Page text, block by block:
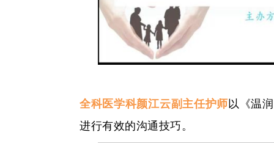
全科医学科颜江云副主任护师 以《温
进行有效的沟通技巧。